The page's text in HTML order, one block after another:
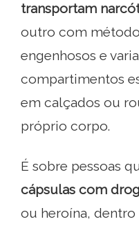
transportam
outro com
engenhosos e
compartimentos
em calçados ou
próprio corpo.
É sobre pessoas
cápsulas com
ou heroína,